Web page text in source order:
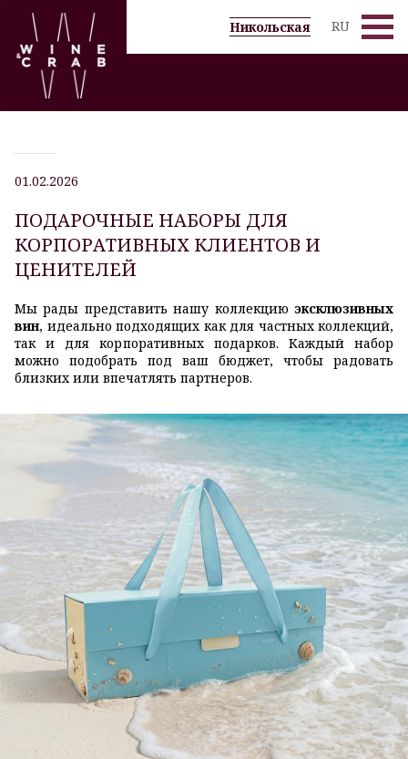
Новости
Grassl Glass
Контакты
+7 (495) 621-73-29
+7 (495) 621-53-29
Заказать столик
RU
Никольская
01.02.2026
ПОДАРОЧНЫЕ НАБОРЫ ДЛЯ
КОРПОРАТИВНЫХ КЛИЕНТОВ И
ЦЕНИТЕЛЕЙ
Мы рады представить нашу коллекцию эксклюзивных
вин, идеально подходящих как для частных коллекций,
так и для корпоративных подарков. Каждый набор
можно подобрать под ваш бюджет, чтобы радовать
близких или впечатлять партнеров.